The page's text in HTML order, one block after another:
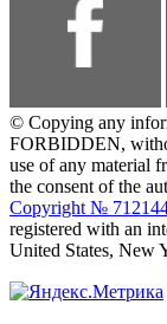
© Copying any
FORBIDDEN,
use of any material
the consent of the
Copyright №
registered with an
United States, New